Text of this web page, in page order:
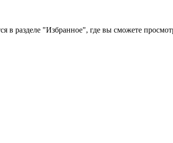
в разделе "Избранное", где вы сможете